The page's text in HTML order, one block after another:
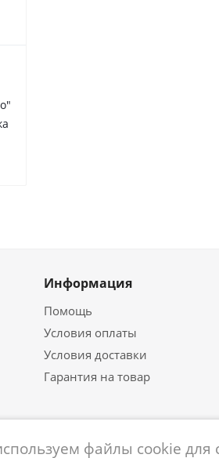
Информация
Помощь
Условия оплаты
Условия доставки
Гарантия на товар
файлы cookie для